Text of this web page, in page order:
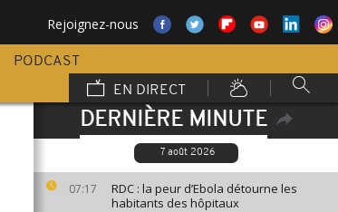
Rejoignez-nous
PODCAST
EN DIRECT
DERNIÈRE MINUTE
7 août 2026
07:17
RDC : la peur d’Ebola détourne les
habitants des hôpitaux